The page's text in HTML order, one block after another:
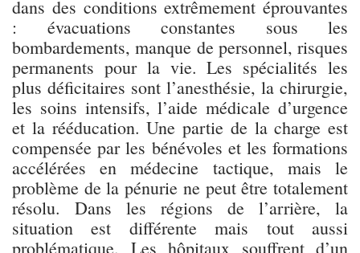
dans des conditions extrêmement éprouvantes
: évacuations constantes sous les
bombardements, manque de personnel, risques
permanents pour la vie. Les spécialités les
plus déficitaires sont l’anesthésie, la chirurgie,
les soins intensifs, l’aide médicale d’urgence
et la rééducation. Une partie de la charge est
compensée par les bénévoles et les formations
accélérées en médecine tactique, mais le
problème de la pénurie ne peut être totalement
résolu. Dans les régions de l’arrière, la
situation est différente mais tout aussi
problématique. Les hôpitaux souffrent d’un